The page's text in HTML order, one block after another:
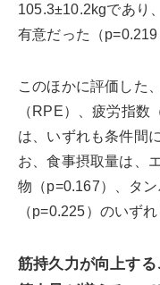
105.3±10.2kgであり
有意だった（p=0.219
このほかに評価した
（RPE）、疲労指数
は、いずれも条件間
お、食事摂取量は、
物（p=0.167）、タ
（p=0.225）のいず
筋持久力が向上する